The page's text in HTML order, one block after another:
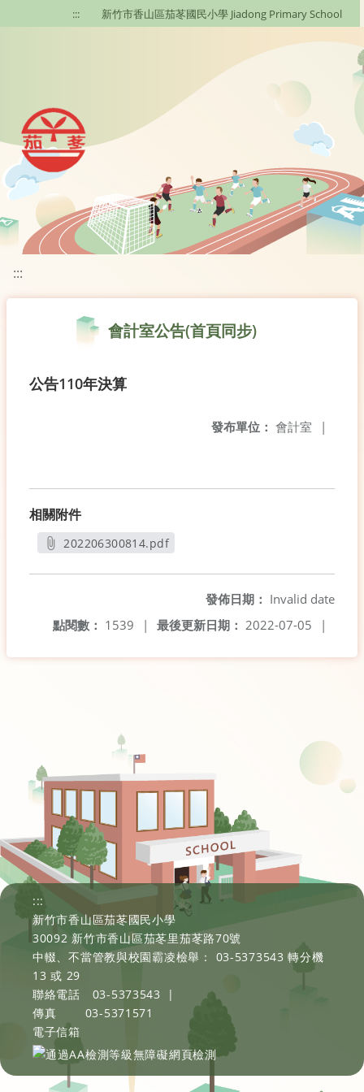
移至網頁之主要內容區位置
::: 新竹市香山區茄苳國民小學 Jiadong Primary School
:::
會計室公告(首頁同步)
公告110年決算
發布單位： 會計室 |
相關附件
202206300814.pdf
發佈日期： Invalid date
最後更新日期： 2022-07-05 |
點閱數： 1539 |
:::
新竹市香山區茄苳國民小學
30092 新竹市香山區茄苳里茄苳路70號
中輟、不當管教與校園霸凌檢舉： 03-5373543 轉分機
13 或 29
聯絡電話
03-5373543
|
傳真
03-5371571
電子信箱